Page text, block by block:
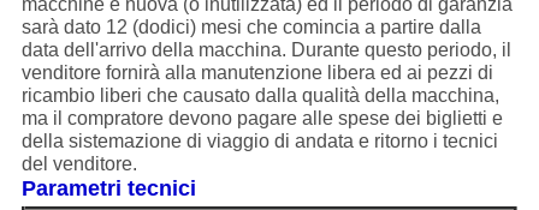
macchine è nuova (o inutilizzata) ed il periodo di garanzia
sarà dato 12 (dodici) mesi che comincia a partire dalla
data dell'arrivo della macchina. Durante questo periodo, il
venditore fornirà alla manutenzione libera ed ai pezzi di
ricambio liberi che causato dalla qualità della macchina,
ma il compratore devono pagare alle spese dei biglietti e
della sistemazione di viaggio di andata e ritorno i tecnici
del venditore.
Parametri tecnici